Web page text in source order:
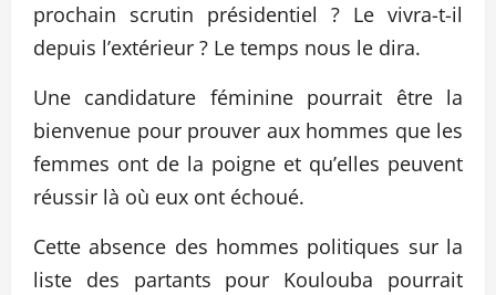
prochain scrutin présidentiel ? Le vivra-t-il
depuis l’extérieur ? Le temps nous le dira.
Une candidature féminine pourrait être la
bienvenue pour prouver aux hommes que les
femmes ont de la poigne et qu’elles peuvent
réussir là où eux ont échoué.
Cette absence des hommes politiques sur la
liste des partants pour Koulouba pourrait